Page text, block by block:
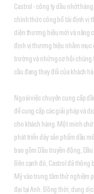
Castrol - công ty dầu nhớt
chính thức công bố tái định vị
diện thương hiệu mới và nâng
định vị thương hiệu nhằm mục
trường và những cơ hội chúng
cầu đang thay đổi của khách
Ngoài việc chuyên cung cấp
để cung cấp các giải pháp và
cho khách hàng. Một minh
phát triển dãy sản phẩm dầu
bao gồm Dầu truyền động,
Bên cạnh đó, Castrol đã thông
Mỹ vào trung tâm thử nghiệm
đại tại Anh. Đồng thời, dung